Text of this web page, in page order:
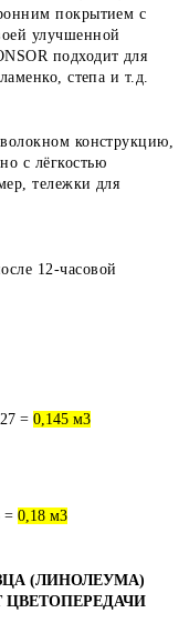
покрытием с
улучшенной
подходит для
степа и т.д.
конструкцию,
с лёгкостью
тележки для
12-часовой
= 0,145 м3
= 0,18 м3
(ЛИНОЛЕУМА)